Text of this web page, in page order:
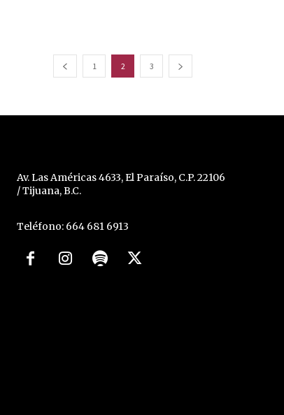
1 2 3
Av. Las Américas 4633, El Paraíso, C.P. 22106
/ Tijuana, B.C.
Teléfono: 664 681 6913